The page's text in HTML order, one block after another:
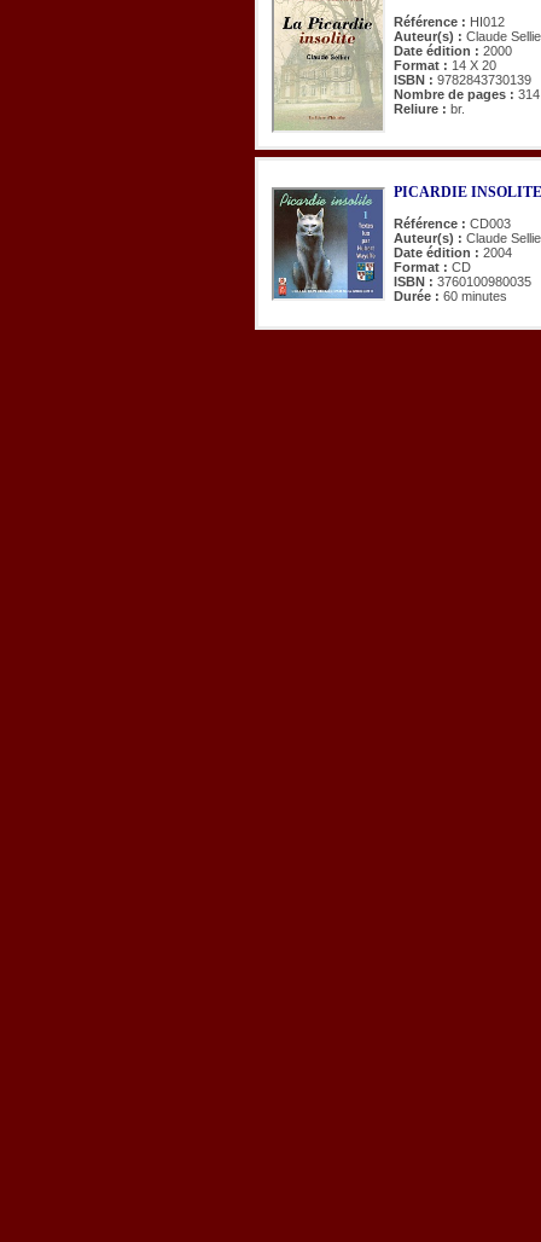
Référence : HI012
Auteur(s) : Claude
Date édition : 2000
Format : 14 X 20
ISBN : 9782843730139
Nombre de pages : 314
Reliure : br.
PICARDIE
Référence : CD003
Auteur(s) : Claude
Date édition : 2004
Format : CD
ISBN : 3760100980035
Durée : 60 minutes